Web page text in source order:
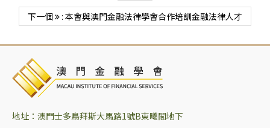
下一個 : 本會與澳門金融法律學會合作培訓金融法律人才
地址：澳門士多鳥拜斯大馬路1號B東曦閣地下